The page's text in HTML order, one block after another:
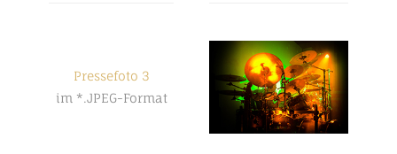
Pressefoto 3
im *.JPEG-Format